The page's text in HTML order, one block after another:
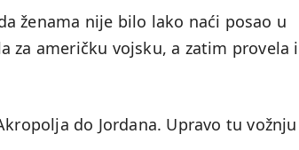
ženama nije bilo lako naći posao u
za američku vojsku, a zatim provela i
do Jordana. Upravo tu vožnju